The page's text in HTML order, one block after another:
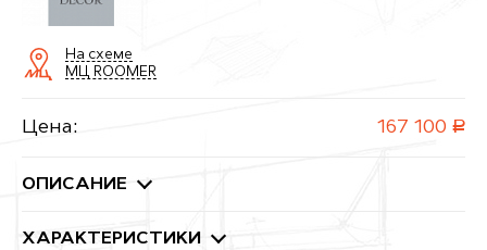
На схеме
МЦ ROOMER
Цена: 167 100 руб.
ОПИСАНИЕ
ХАРАКТЕРИСТИКИ